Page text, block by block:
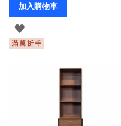
加入購物車
登
入